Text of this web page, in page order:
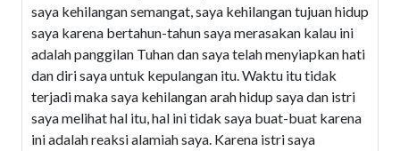
saya kehilangan semangat, saya kehilangan tujuan hidup
saya karena bertahun-tahun saya merasakan kalau ini
adalah panggilan Tuhan dan saya telah menyiapkan hati
dan diri saya untuk kepulangan itu. Waktu itu tidak
terjadi maka saya kehilangan arah hidup saya dan istri
saya melihat hal itu, hal ini tidak saya buat-buat karena
ini adalah reaksi alamiah saya. Karena istri saya